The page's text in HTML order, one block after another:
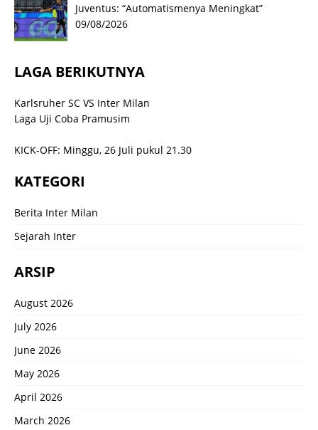
Juventus: “Automatismenya Meningkat”
09/08/2026
LAGA BERIKUTNYA
Karlsruher SC VS Inter Milan
Laga Uji Coba Pramusim
KICK-OFF: Minggu, 26 Juli pukul 21.30
KATEGORI
Berita Inter Milan
Sejarah Inter
ARSIP
August 2026
July 2026
June 2026
May 2026
April 2026
March 2026